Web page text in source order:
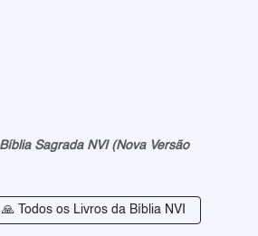
Bíblia Sagrada NVI (Nova Versão
🙏 Todos os Livros da Bíblia NVI